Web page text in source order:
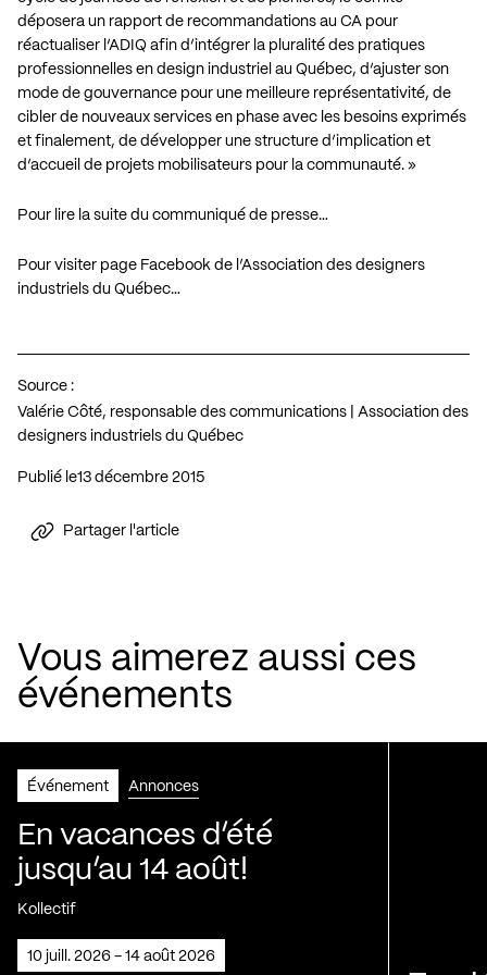
déposera un rapport de recommandations au CA pour
réactualiser l’ADIQ afin d’intégrer la pluralité des pratiques
professionnelles en design industriel au Québec, d’ajuster son
mode de gouvernance pour une meilleure représentativité, de
cibler de nouveaux services en phase avec les besoins exprimés
et finalement, de développer une structure d’implication et
d’accueil de projets mobilisateurs pour la communauté. »
Pour lire la suite du communiqué de presse…
Pour visiter page Facebook de l’Association des designers
industriels du Québec…
Source :
Valérie Côté, responsable des communications | Association des
designers industriels du Québec
Publié le 13 décembre 2015
Partager l'article
Vous aimerez aussi ces
événements
Événement Annonces
En vacances d’été
jusqu’au 14 août!
Kollectif
10 juill. 2026 - 14 août 2026